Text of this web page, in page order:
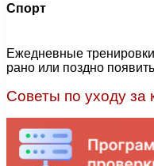
Спорт
Ежедневные
рано или поздно
Советы по уходу за